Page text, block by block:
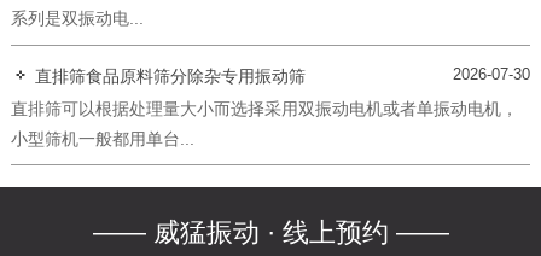
系列是双振动电...
直排筛食品原料筛分除杂专用振动筛 2026-07-30
直排筛可以根据处理量大小而选择采用双振动电机或者单振动电机，
小型筛机一般都用单台...
—— 威猛振动 · 线上预约 ——